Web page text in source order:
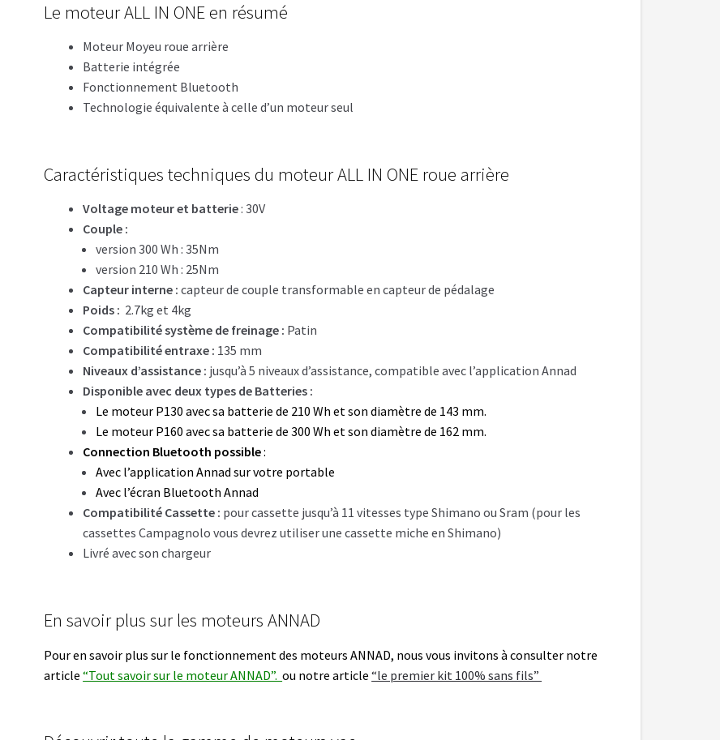
Le moteur ALL IN ONE en résumé
Moteur Moyeu roue arrière
Batterie intégrée
Fonctionnement Bluetooth
Technologie équivalente à celle d’un moteur seul
Caractéristiques techniques du moteur ALL IN ONE roue arrière
Voltage moteur et batterie: 30V
Couple :
version 300 Wh : 35Nm
version 210 Wh : 25Nm
Capteur interne :capteur de couple transformable en capteur de pédalage
Poids : 2.7kg et 4kg
Compatibilité système de freinage : Patin
Compatibilité entraxe : 135 mm
Niveaux d’assistance : jusqu’à 5 niveaux d’assistance, compatible avec l’application Annad
Disponible avec deux types de Batteries :
Le moteur P130 avec sa batterie de 210 Wh et son diamètre de 143 mm.
Le moteur P160 avec sa batterie de 300 Wh et son diamètre de 162 mm.
Connection Bluetooth possible:
Avec l’application Annad sur votre portable
Avec l’écran Bluetooth Annad
Compatibilité Cassette : pour cassette jusqu’à 11 vitesses type Shimano ou Sram (pour les
cassettes Campagnolo vous devrez utiliser une cassette miche en Shimano)
Livré avec son chargeur
En savoir plus sur les moteurs ANNAD
Pour en savoir plus sur le fonctionnement des moteurs ANNAD, nous vous invitons à consulter notre
article “Tout savoir sur le moteur ANNAD”.ou notre article“le premier kit 100% sans fils”